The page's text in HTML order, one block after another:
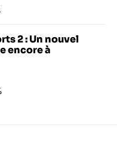
2 : Un nouvel
encore à